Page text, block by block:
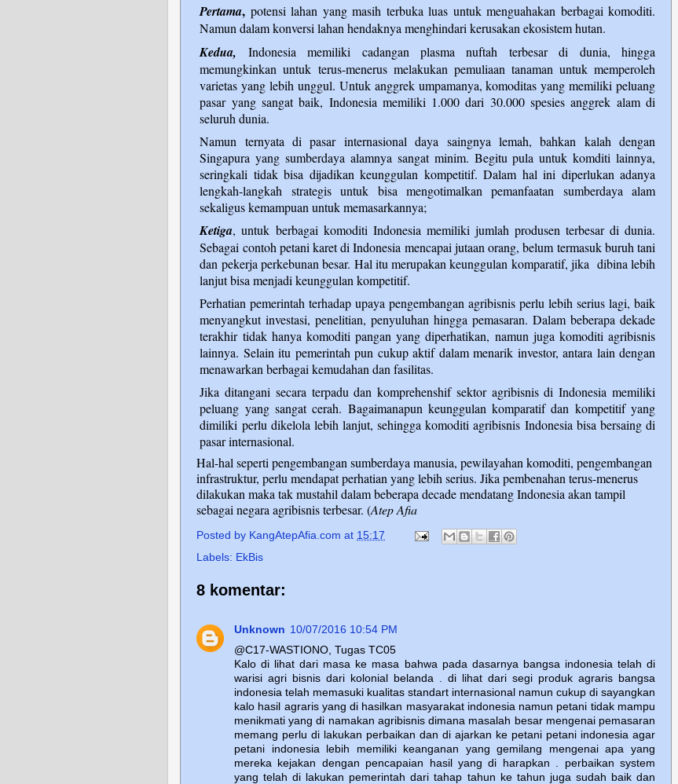
Pertama, potensi lahan yang masih terbuka luas untuk menguahakan berbagai komoditi.
Namun dalam konversi lahan hendaknya menghindari kerusakan ekosistem hutan.
Kedua,
Indonesia memiliki cadangan plasma nuftah terbesar di dunia, hingga
memungkinkan untuk terus-menerus melakukan pemuliaan tanaman untuk memperoleh
varietas yang lebih unggul. Untuk anggrek umpamanya, komoditas yang memiliki peluang
pasar yang sangat baik, Indonesia memiliki 1.000 dari 30.000 spesies anggrek alam di
seluruh dunia.
Namun ternyata di pasar internasional daya saingnya lemah, bahkan kalah dengan
Singapura yang sumberdaya alamnya sangat minim. Begitu pula untuk komditi lainnya,
seringkali tidak bisa dijadikan keunggulan kompetitif. Dalam hal ini diperlukan adanya
lengkah-langkah strategis untuk bisa mengotimalkan pemanfaatan sumberdaya alam
sekaligus kemampuan untuk memasarkannya;
Ketiga, untuk berbagai komoditi Indonesia memiliki jumlah produsen terbesar di dunia.
Sebagai contoh petani karet di Indonesia mencapai jutaan orang, belum termasuk buruh tani
dan pekerja perkebunan besar. Hal itu merupakan keunggulan komparatif, jika dibina lebih
lanjut bisa menjadi keunggulan kompetitif.
Perhatian pemerintah terhadap upaya pengembangan agribisnis perlu lebih serius lagi, baik
menyangkut investasi, penelitian, penyuluhan hingga pemasaran. Dalam beberapa dekade
terakhir tidak hanya komoditi pangan yang diperhatikan, namun juga komoditi agribisnis
lainnya. Selain itu pemerintah pun cukup aktif dalam menarik investor, antara lain dengan
menawarkan berbagai kemudahan dan fasilitas.
Jika ditangani secara terpadu dan komprehenshif sektor agribisnis di Indonesia memiliki
peluang yang sangat cerah. Bagaimanapun keunggulan komparatif dan kompetitif yang
dimiliki perlu dikelola lebih lanjut, sehingga komoditi agribisnis Indonesia bisa bersaing di
pasar internasional.
Hal-hal seperti pengembangan sumberdaya manusia, pewilayahan komoditi, pengembangan
infrastruktur, perlu mendapat perhatian yang lebih serius. Jika pembenahan terus-menerus
dilakukan maka tak mustahil dalam beberapa decade mendatang Indonesia akan tampil
sebagai negara agribisnis terbesar. (Atep Afia
Posted by KangAtepAfia.com at 15:17
Labels: EkBis
8 komentar:
Unknown 10/07/2016 10:54 PM
@C17-WASTIONO, Tugas TC05
Kalo di lihat dari masa ke masa bahwa pada dasarnya bangsa indonesia telah di
warisi agri bisnis dari kolonial belanda . di lihat dari segi produk agraris bangsa
indonesia telah memasuki kualitas standart internasional namun cukup di sayangkan
kalo hasil agraris yang di hasilkan masyarakat indonesia namun petani tidak mampu
menikmati yang di namakan agribisnis dimana masalah besar mengenai pemasaran
memang perlu di lakukan perbaikan dan di ajarkan ke petani petani indonesia agar
petani indonesia lebih memiliki keanganan yang gemilang mengenai apa yang
mereka kejakan dengan pencapaian hasil yang di harapkan . perbaikan system
yang telah di lakukan pemerintah dari tahap tahun ke tahun juga sudah baik dan